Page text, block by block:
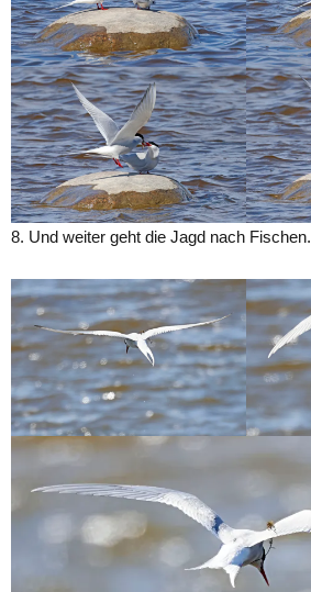
8. Und weiter geht die Jagd nach Fischen.